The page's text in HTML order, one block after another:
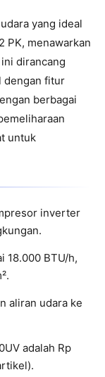
yang ideal
PK, menawarkan
dirancang
dengan fitur
berbagai
untuk
inverter
18.000 BTU/h,
aliran udara ke
adalah Rp